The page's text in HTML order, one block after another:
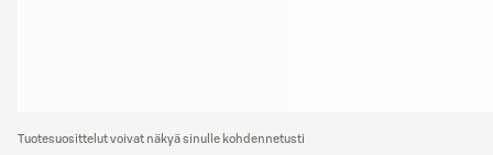
Tuotesuosittelut voivat näkyä sinulle kohdennetusti